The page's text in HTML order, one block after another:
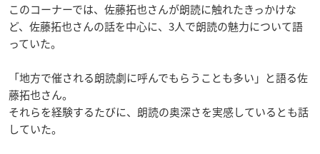
このコーナーでは、佐藤拓也さんが朗読に触れたきっかけな
ど、佐藤拓也さんの話を中心に、3人で朗読の魅力について語
っていた。
「地方で催される朗読劇に呼んでもらうことも多い」と語る佐
藤拓也さん。
それらを経験するたびに、朗読の奥深さを実感しているとも話
していた。